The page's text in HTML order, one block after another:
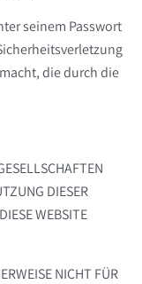
seinem Passwort
die durch die
O
DIESER W
WEBSITE VE
NICHT FÜR